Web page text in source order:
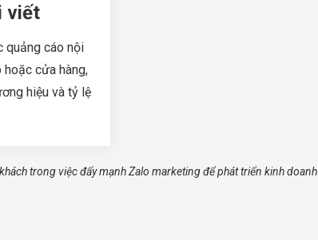
viết
quảng cáo nội
cửa hàng,
hiệu và tỷ lệ
trong việc đẩy mạnh Zalo marketing để phát triển kinh doanh